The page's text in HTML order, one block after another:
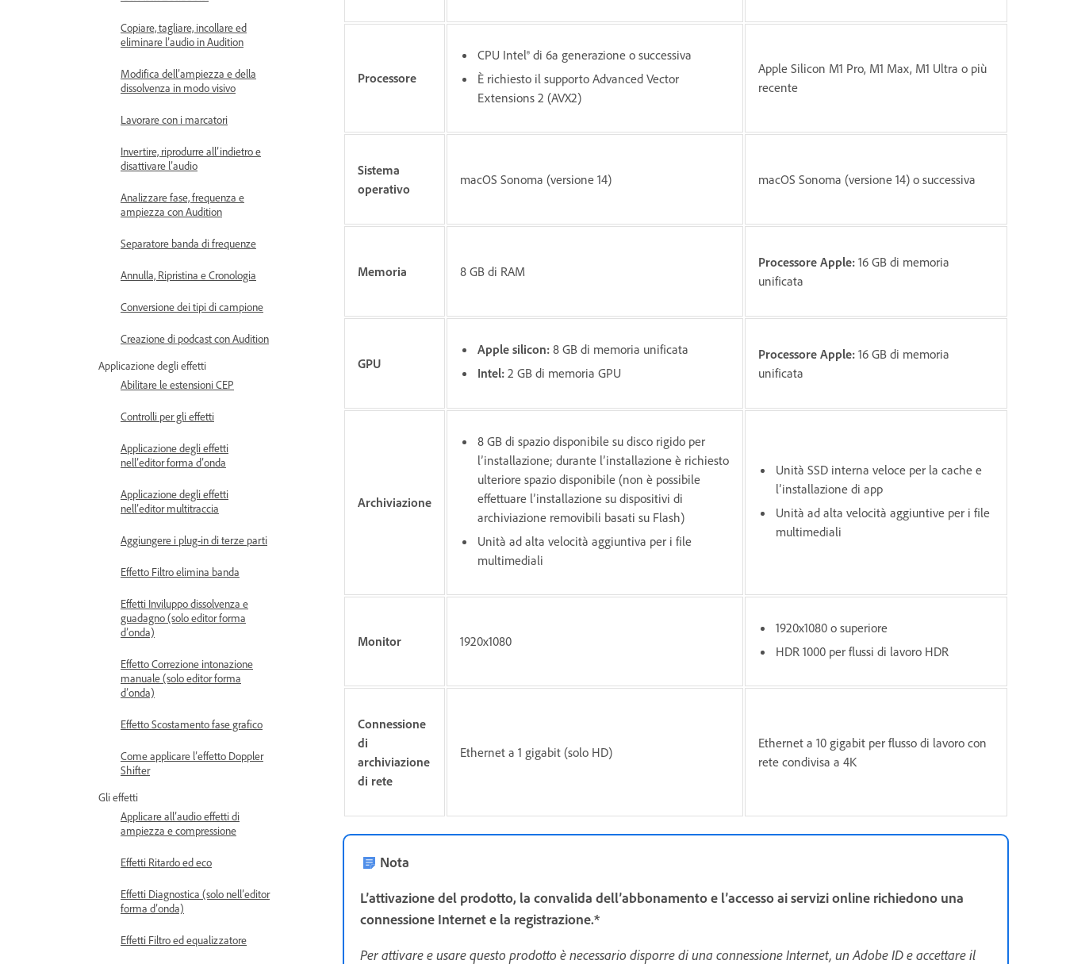
Copiare, tagliare, incollare ed
eliminare l’audio in Audition
Modifica dell’ampiezza e della
dissolvenza in modo visivo
Lavorare con i marcatori
Invertire, riprodurre all’indietro e
disattivare l’audio
Analizzare fase, frequenza e
ampiezza con Audition
Separatore banda di frequenze
Annulla, Ripristina e Cronologia
Conversione dei tipi di campione
Creazione di podcast con Audition
Applicazione degli effetti
Abilitare le estensioni CEP
Controlli per gli effetti
Applicazione degli effetti
nell’editor forma d’onda
Applicazione degli effetti
nell’editor multitraccia
Aggiungere i plug-in di terze parti
Effetto Filtro elimina banda
Effetti Inviluppo dissolvenza e
guadagno (solo editor forma
d’onda)
Effetto Correzione intonazione
manuale (solo editor forma
d’onda)
Effetto Scostamento fase grafico
Come applicare l’effetto Doppler
Shifter
Gli effetti
Applicare all’audio effetti di
ampiezza e compressione
Effetti Ritardo ed eco
Effetti Diagnostica (solo nell’editor
forma d’onda)
Effetti Filtro ed equalizzatore
Processore
CPU Intel® di 6a generazione o successiva
È richiesto il supporto Advanced Vector
Extensions 2 (AVX2)
Apple Silicon M1 Pro, M1 Max, M1 Ultra o più
recente
Sistema
operativo
macOS Sonoma (versione 14) macOS Sonoma (versione 14) o successiva
Memoria 8 GB di RAM
Processore Apple: 16 GB di memoria
unificata
GPU
Apple silicon: 8 GB di memoria unificata
Intel: 2 GB di memoria GPU
Processore Apple: 16 GB di memoria
unificata
Archiviazione
8 GB di spazio disponibile su disco rigido per
l’installazione; durante l’installazione è richiesto
ulteriore spazio disponibile (non è possibile
effettuare l’installazione su dispositivi di
archiviazione removibili basati su Flash)
Unità ad alta velocità aggiuntiva per i file
multimediali
Unità SSD interna veloce per la cache e
l’installazione di app
Unità ad alta velocità aggiuntive per i file
multimediali
Monitor 1920x1080
1920x1080 o superiore
HDR 1000 per flussi di lavoro HDR
Connessione
di
archiviazione
di rete
Ethernet a 1 gigabit (solo HD)
Ethernet a 10 gigabit per flusso di lavoro con
rete condivisa a 4K
Nota
L’attivazione del prodotto, la convalida dell’abbonamento e l’accesso ai servizi online richiedono una
connessione Internet e la registrazione.*
Per attivare e usare questo prodotto è necessario disporre di una connessione Internet, un Adobe ID e accettare il